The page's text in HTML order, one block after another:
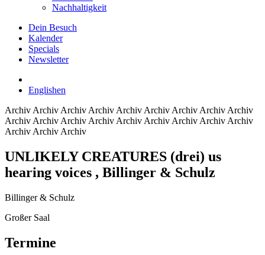
Nachhaltigkeit
Dein Besuch
Kalender
Specials
Newsletter
Englishen
Archiv Archiv Archiv Archiv Archiv Archiv Archiv Archiv Archiv
Archiv Archiv Archiv Archiv Archiv Archiv Archiv Archiv Archiv
Archiv Archiv Archiv
UNLIKELY CREATURES (drei) us
hearing voices , Billinger & Schulz
Billinger & Schulz
Großer Saal
Termine